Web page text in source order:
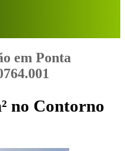
em Ponta
no Contorno